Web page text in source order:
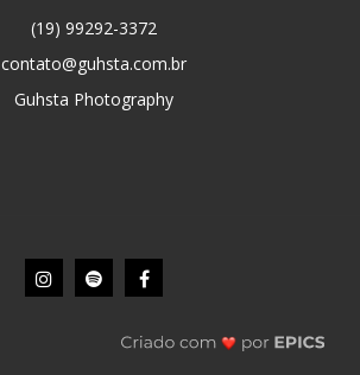
(19) 99292-3372
contato@guhsta.com.br
Guhsta Photography